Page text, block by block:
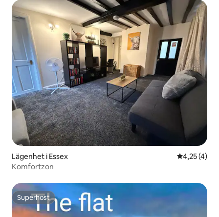
Lägenhet i Essex 4,25 av 5 i
4,25 (4)
Komfortzon
Superhost
Superhost